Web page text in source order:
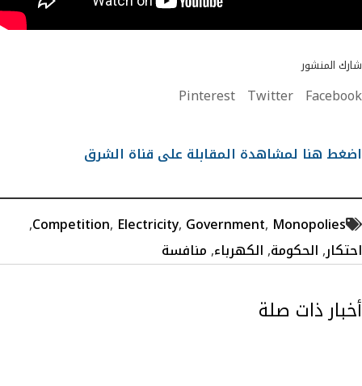
شارك المنشور
Facebook
Twitter
Pinterest
اضغط هنا لمشاهدة المقابلة على قناة الشرق
Competition, Electricity, Government, Monopolies
,
احتكار,الحكومة,الكهرباء,منافسة
أخبار ذات صلة